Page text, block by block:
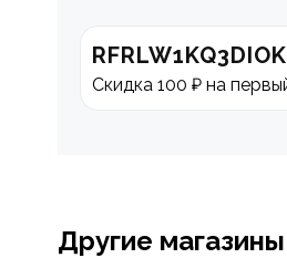
Скидка 100 ₽ на
Другие